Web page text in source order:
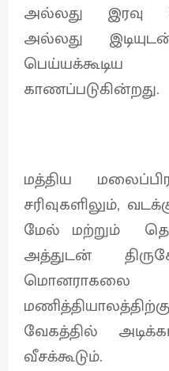
அல்லது இரவு
அல்லது
காணப்படுகின்றது.
மத்திய
சரிவுகளிலும்,
மேல் மற்றும்
அத்துடன்
மொனராகலை
வேகத்தில்
வீசக்கூடும்.